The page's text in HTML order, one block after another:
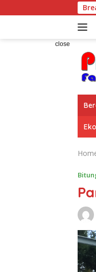
to
HUT ke-14 IWO
close